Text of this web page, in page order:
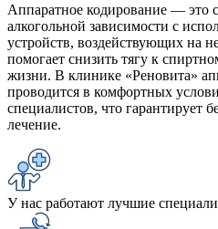
Аппаратное кодирование — это
алкогольной зависимости с
устройств, воздействующих на
помогает снизить тягу к
жизни. В клинике «Реновита»
проводится в комфортных
специалистов, что гарантирует
лечение.
У нас работают лучшие